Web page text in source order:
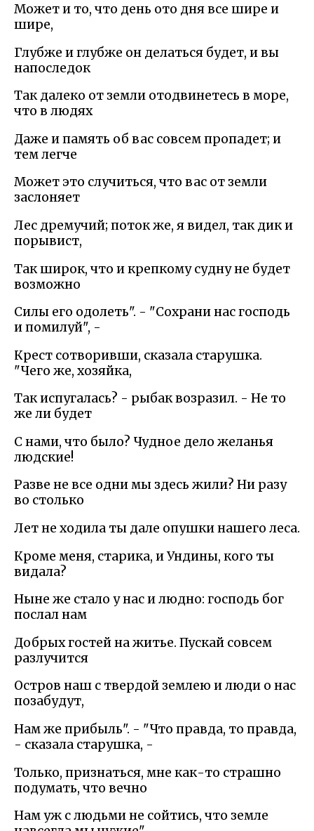
Может и то, что день ото дня все шире и
шире,
Глубже и глубже он делаться будет, и вы
напоследок
Так далеко от земли отодвинетесь в море,
что в людях
Даже и память об вас совсем пропадет; и
тем легче
Может это случиться, что вас от земли
заслоняет
Лес дремучий; поток же, я видел, так дик и
порывист,
Так широк, что и крепкому судну не будет
возможно
Силы его одолеть". - "Сохрани нас господь
и помилуй", -
Крест сотворивши, сказала старушка.
"Чего же, хозяйка,
Так испугалась? - рыбак возразил. - Не то
же ли будет
С нами, что было? Чудное дело желанья
людские!
Разве не все одни мы здесь жили? Ни разу
во столько
Лет не ходила ты дале опушки нашего леса.
Кроме меня, старика, и Ундины, кого ты
видала?
Ныне же стало у нас и людно: господь бог
послал нам
Добрых гостей на житье. Пускай совсем
разлучится
Остров наш с твердой землею и люди о нас
позабудут,
Нам же прибыль". - "Что правда, то правда,
- сказала старушка, -
Только, признаться, мне как-то страшно
подумать, что вечно
Нам уж с людьми не сойтись, что земле